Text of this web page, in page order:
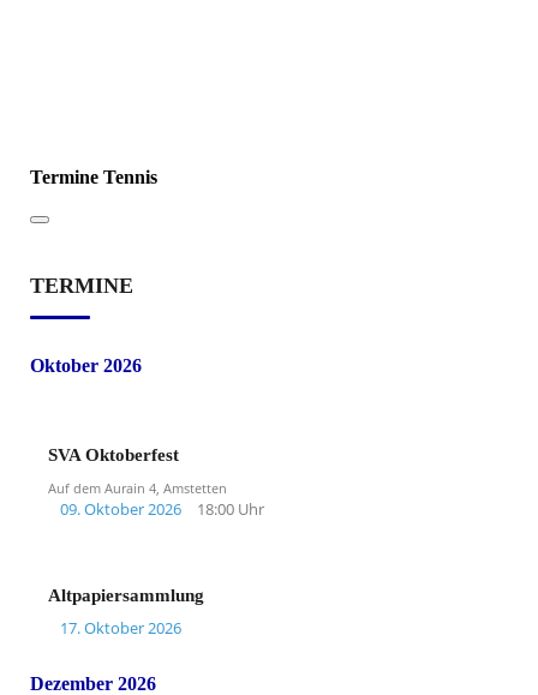
Termine Tennis
TERMINE
Oktober 2026
SVA Oktoberfest
Auf dem Aurain 4, Amstetten
09. Oktober 2026 18:00 Uhr
Altpapiersammlung
17. Oktober 2026
Dezember 2026